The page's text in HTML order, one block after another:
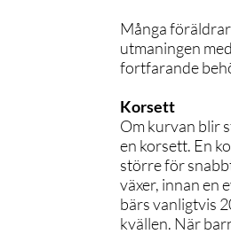
Många
utmaningen
fortfarande
Korsett
Om kurvan blir
en korsett. En
större för
växer, innan en
bärs vanligtvis
kvällen. När